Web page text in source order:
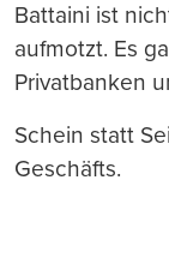
Battaini ist
aufmotzt. Es
Privatbanken
Schein statt
Geschäfts.